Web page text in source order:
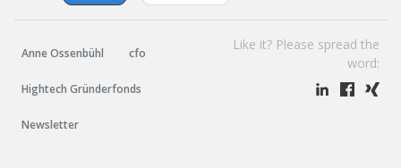
Anne Ossenbühl cfo
Hightech Gründerfonds
Newsletter
Like it? Please spread the
word: